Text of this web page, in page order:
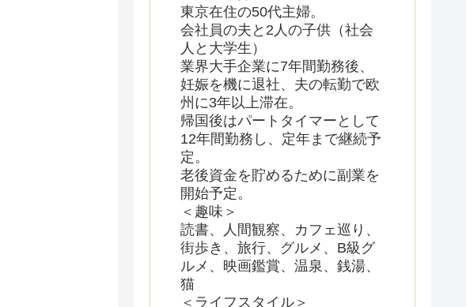
東京在住の50代主婦。
会社員の夫と2人の子供（社会
人と大学生）
業界大手企業に7年間勤務後、
妊娠を機に退社、夫の転勤で欧
州に3年以上滞在。
帰国後はパートタイマーとして
12年間勤務し、定年まで継続予
定。
老後資金を貯めるために副業を
開始予定。
＜趣味＞
読書、人間観察、カフェ巡り、
街歩き、旅行、グルメ、B級グ
ルメ、映画鑑賞、温泉、銭湯、
猫
＜ライフスタイル＞